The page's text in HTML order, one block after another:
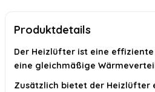
Produktdetails
Der Heizlüfter ist eine effiziente
eine gleichmäßige
Zusätzlich bietet der Heizlüfter